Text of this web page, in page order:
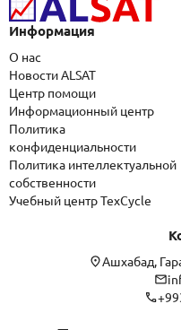
Информация
О нас
Новости ALSAT
Центр помощи
Информационный центр
Политика
конфиденциальности
Политика интеллектуальной
собственности
Учебный центр TexCycle
Ашхабад,